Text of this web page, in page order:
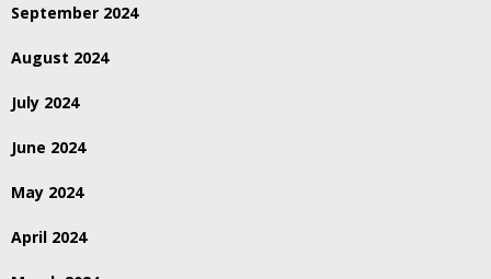
September 2024
August 2024
July 2024
June 2024
May 2024
April 2024